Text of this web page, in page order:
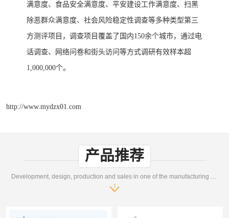
满意度、食品安全满意度、平安建设工作满意度、扫黑
除恶群众满意度、社会风险稳定性调查等多种类型第三
方测评项目 ，调查项目覆盖了国内150余个城市，通过电
话调查、网络问卷和街头访问 等方式调研有效样本超
1,000,000个。
http://www.mydzx01.com
产品推荐